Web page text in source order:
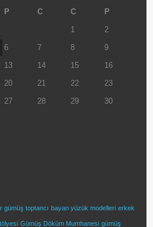
P C C
P
1
2
6 7 8
9
13 14 15
16
20 21 22
23
27 28 29
30
gümüş toptancı bayan yüzük modelleri erkek
Gümüş Döküm Mumhanesi gümüş